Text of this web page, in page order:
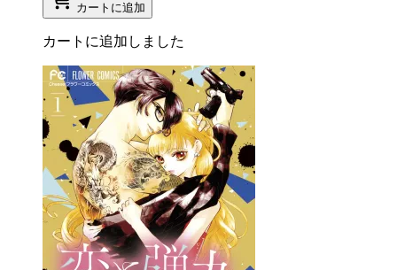
カートに追加
カートに追加しました